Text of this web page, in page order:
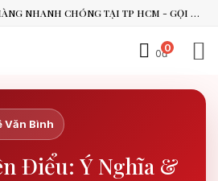
ĐẶT HOA ONLINE - GIAO HÀNG NHANH CHÓNG TẠI TP HCM - GỌI NGAY 0938.494.119 HOẶC 0899.492.909
0
0đ
Văn Bình
Điểu: Ý Nghĩa &
chọn hoa theo dịp nào?